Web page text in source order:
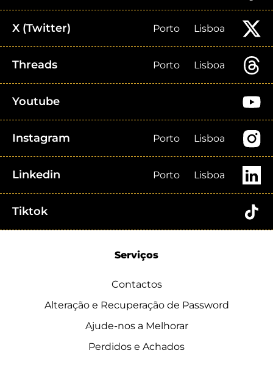
X (Twitter) Porto Lisboa
Threads Porto Lisboa
Youtube
Instagram Porto Lisboa
Linkedin Porto Lisboa
Tiktok
Serviços
Contactos
Alteração e Recuperação de Password
Ajude-nos a Melhorar
Perdidos e Achados